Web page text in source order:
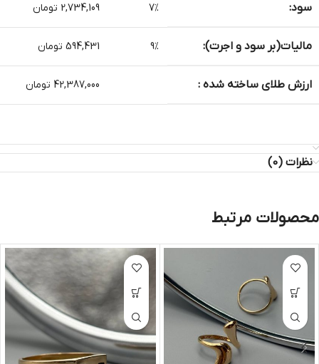
سود: 7% 2,734,109 تومان
مالیات(بر سود و اجرت): 9% 594,431 تومان
ارزش طلای ساخته شده : 42,387,000 تومان
نظرات (0)
محصولات مرتبط